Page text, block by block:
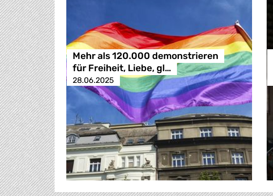
Mehr als 120.000 demonstrieren
für Freiheit, Liebe, gl…
28.06.2025